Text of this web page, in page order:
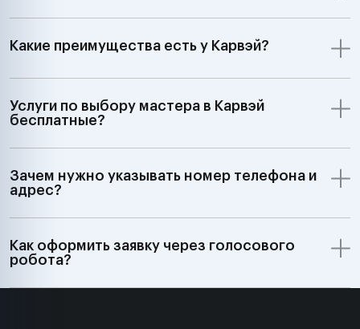
Какие преимущества есть у Карвэй?
Услуги по выбору мастера в Карвэй
бесплатные?
Зачем нужно указывать номер телефона и
адрес?
Как оформить заявку через голосового
робота?